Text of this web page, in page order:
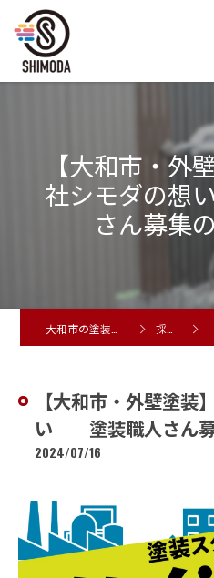
【大和市・外
社シモダの
さん募集
採用ブログ
【大和市・外壁塗装
い 塗装職人さん募
2024/07/16